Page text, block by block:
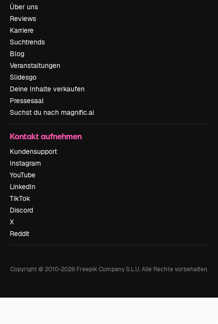
Über uns
Reviews
Karriere
Suchtrends
Blog
Veranstaltungen
Slidesgo
Deine Inhalte verkaufen
Pressesaal
Suchst du nach magnific.ai
Kontakt aufnehmen
Kundensupport
Instagram
YouTube
LinkedIn
TikTok
Discord
X
Reddit
Copyright © 2010-2026Freepik Company S.L.U. Alle Rechte vorbehalten.